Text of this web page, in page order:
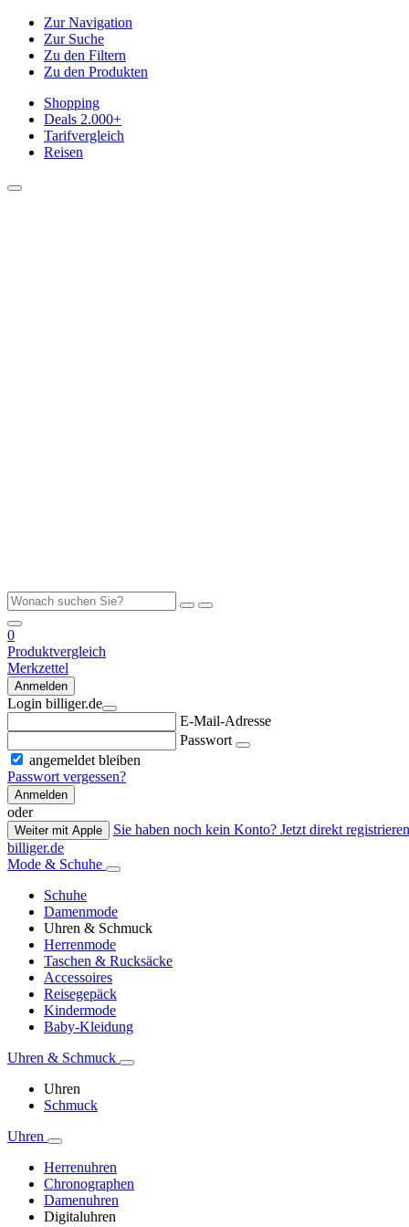
Zur Navigation
Zur Suche
Zu den Filtern
Zu den Produkten
Shopping
Deals 2.000+
Tarifvergleich
Reisen
0
Produktvergleich
Merkzettel
Anmelden
Login billiger.de
E-Mail-Adresse
Passwort
angemeldet bleiben
Passwort vergessen?
Anmelden
oder
Weiter mit Apple
Sie haben noch kein Konto? Jetzt direkt
billiger.de
Mode & Schuhe
Schuhe
Damenmode
Uhren & Schmuck
Herrenmode
Taschen & Rucksäcke
Accessoires
Reisegepäck
Kindermode
Baby-Kleidung
Uhren & Schmuck
Uhren
Schmuck
Uhren
Herrenuhren
Chronographen
Damenuhren
Digitaluhren